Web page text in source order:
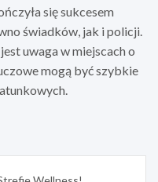
się sukcesem
świadków, jak i policji.
uwaga w miejscach o
mogą być szybkie